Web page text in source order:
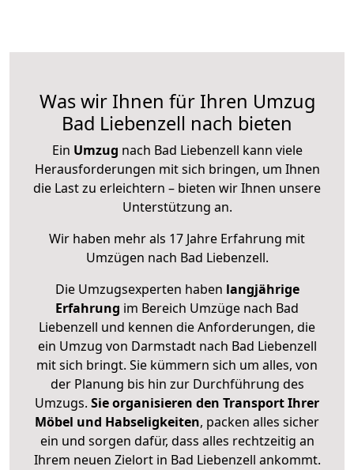
Was wir Ihnen für Ihren Umzug
Bad Liebenzell nach bieten
Ein Umzug nach Bad Liebenzell kann viele
Herausforderungen mit sich bringen, um Ihnen
die Last zu erleichtern – bieten wir Ihnen unsere
Unterstützung an.
Wir haben mehr als 17 Jahre Erfahrung mit
Umzügen nach Bad Liebenzell.
Die Umzugsexperten haben langjährige
Erfahrung im Bereich Umzüge nach Bad
Liebenzell und kennen die Anforderungen, die
ein Umzug von Darmstadt nach Bad Liebenzell
mit sich bringt. Sie kümmern sich um alles, von
der Planung bis hin zur Durchführung des
Umzugs. Sie organisieren den Transport Ihrer
Möbel und Habseligkeiten, packen alles sicher
ein und sorgen dafür, dass alles rechtzeitig an
Ihrem neuen Zielort in Bad Liebenzell ankommt.